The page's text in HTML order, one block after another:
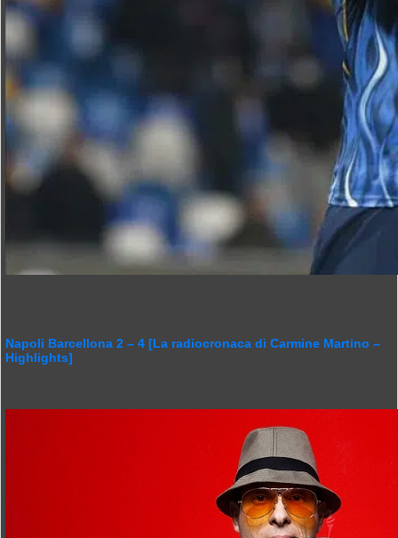
Napoli Barcellona 2 – 4 [La radiocronaca di Carmine Martino –
Highlights]